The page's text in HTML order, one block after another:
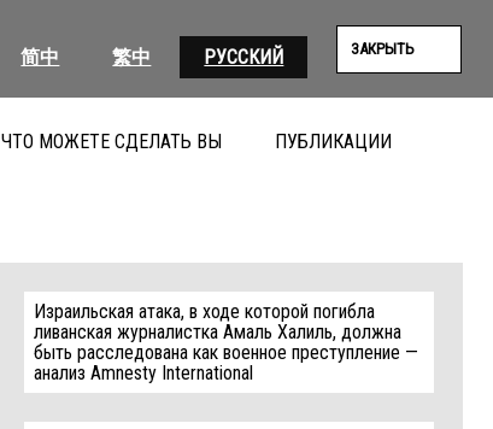
简中 繁中 РУССКИЙ ЗАКРЫТЬ
ЧТО МОЖЕТЕ СДЕЛАТЬ ВЫ ПУБЛИКАЦИИ
Израильская атака, в ходе которой погибла
ливанская журналистка Амаль Халиль, должна
быть расследована как военное преступление —
анализ Amnesty International